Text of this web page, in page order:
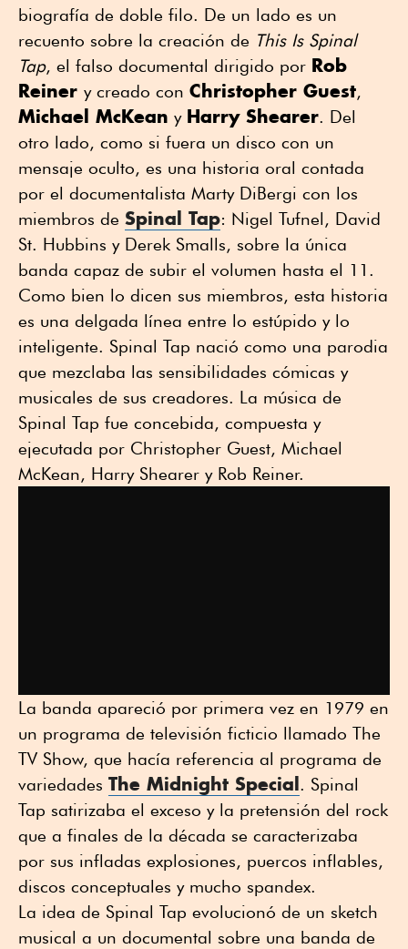
biografía de doble filo. De un lado es un
recuento sobre la creación de This Is Spinal
Tap, el falso documental dirigido por Rob
Reiner y creado con Christopher Guest,
Michael McKean y Harry Shearer. Del
otro lado, como si fuera un disco con un
mensaje oculto, es una historia oral contada
por el documentalista Marty DiBergi con los
miembros de Spinal Tap: Nigel Tufnel, David
St. Hubbins y Derek Smalls, sobre la única
banda capaz de subir el volumen hasta el 11.
Como bien lo dicen sus miembros, esta historia
es una delgada línea entre lo estúpido y lo
inteligente. Spinal Tap nació como una parodia
que mezclaba las sensibilidades cómicas y
musicales de sus creadores. La música de
Spinal Tap fue concebida, compuesta y
ejecutada por Christopher Guest, Michael
McKean, Harry Shearer y Rob Reiner.
La banda apareció por primera vez en 1979 en
un programa de televisión ficticio llamado The
TV Show, que hacía referencia al programa de
variedades The Midnight Special . Spinal
Tap satirizaba el exceso y la pretensión del rock
que a finales de la década se caracterizaba
por sus infladas explosiones, puercos inflables,
discos conceptuales y mucho spandex.
La idea de Spinal Tap evolucionó de un sketch
musical a un documental sobre una banda de